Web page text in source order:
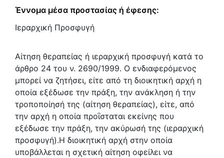
Έννομα μέσα προστασίας ή έφεσης:
Ιεραρχική Προσφυγή
Αίτηση θεραπείας ή ιεραρχική προσφυγή κατά το
άρθρο 24 του ν. 2690/1999. Ο ενδιαφερόμενος
μπορεί να ζητήσει, είτε από τη διοικητική αρχή η
οποία εξέδωσε την πράξη, την ανάκληση ή την
τροποποίησή της (αίτηση θεραπείας), είτε, από
την αρχή η οποία προΐσταται εκείνης που
εξέδωσε την πράξη, την ακύρωσή της (ιεραρχική
προσφυγή).Η διοικητική αρχή στην οποία
υποβάλλεται η σχετική αίτηση οφείλει να